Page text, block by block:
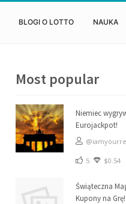
BLOGI O LOTTO NAUKA
Most popular
Niemiec
Eurojackpot!
5 $0.54
Świąteczna
Kupony na Grę!